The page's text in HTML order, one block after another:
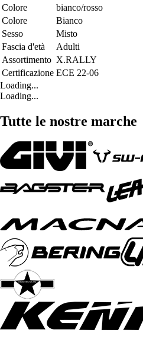
Colore
bianco/rosso
Colore
Bianco
Sesso
Misto
Fascia d'età
Adulti
Assortimento X.RALLY
Certificazione ECE 22-06
Loading...
Loading...
Tutte le nostre marche